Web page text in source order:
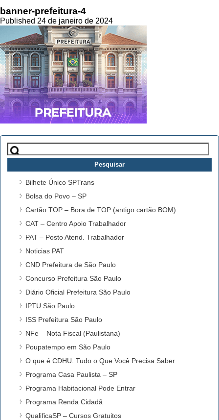
banner-prefeitura-4
Published 24 de janeiro de 2024
Pesquisar
por:
Bilhete Único SPTrans
Bolsa do Povo – SP
Cartão TOP – Bora de TOP (antigo cartão BOM)
CAT – Centro Apoio Trabalhador
PAT – Posto Atend. Trabalhador
Noticias PAT
CND Prefeitura de São Paulo
Concurso Prefeitura São Paulo
Diário Oficial Prefeitura São Paulo
IPTU São Paulo
ISS Prefeitura São Paulo
NFe – Nota Fiscal (Paulistana)
Poupatempo em São Paulo
O que é CDHU: Tudo o Que Você Precisa Saber
Programa Casa Paulista – SP
Programa Habitacional Pode Entrar
Programa Renda Cidadã
QualificaSP – Cursos Gratuitos